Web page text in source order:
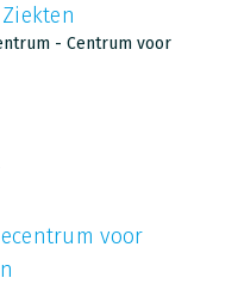
- Centrum voor
voor